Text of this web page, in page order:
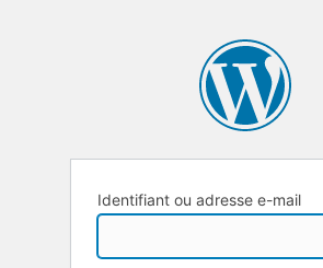
Identifiant ou adresse e-mail